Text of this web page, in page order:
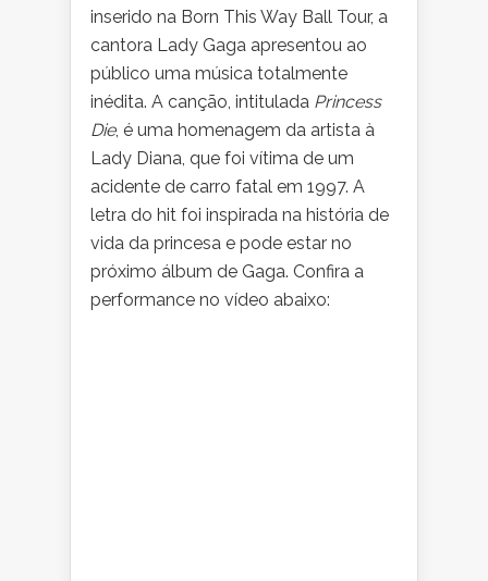
inserido na Born This Way Ball Tour, a
cantora Lady Gaga apresentou ao
público uma música totalmente
inédita. A canção, intitulada Princess
Die, é uma homenagem da artista à
Lady Diana, que foi vítima de um
acidente de carro fatal em 1997. A
letra do hit foi inspirada na história de
vida da princesa e pode estar no
próximo álbum de Gaga. Confira a
performance no vídeo abaixo: